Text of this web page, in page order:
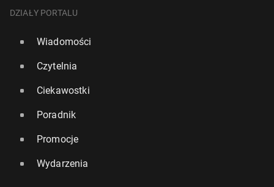
DZIAŁY PORTALU
Wiadomości
Czytelnia
Ciekawostki
Poradnik
Promocje
Wydarzenia